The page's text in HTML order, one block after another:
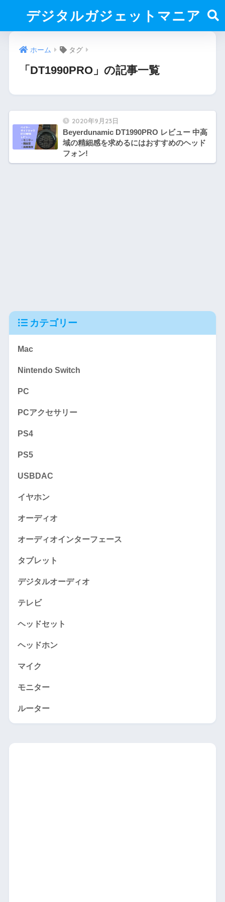
デジタルガジェットマニア
ホーム タグ
「DT1990PRO」の記事一覧
2020年9月23日
Beyerdunamic DT1990PRO レビュー 中高
域の精細感を求めるにはおすすめのヘッド
フォン!
カテゴリー
Mac
Nintendo Switch
PC
PCアクセサリー
PS4
PS5
USBDAC
イヤホン
オーディオ
オーディオインターフェース
タブレット
デジタルオーディオ
テレビ
ヘッドセット
ヘッドホン
マイク
モニター
ルーター